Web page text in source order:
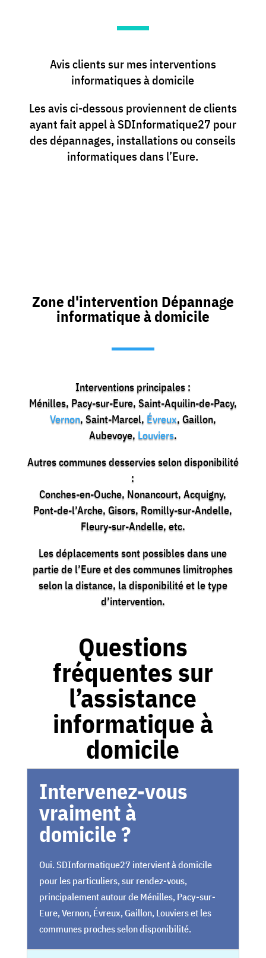
Avis clients sur mes interventions
informatiques à domicile
Les avis ci-dessous proviennent de clients
ayant fait appel à SDInformatique27 pour
des dépannages, installations ou conseils
informatiques dans l’Eure.
Zone d'intervention Dépannage
informatique à domicile
Interventions principales :
Ménilles, Pacy-sur-Eure, Saint-Aquilin-de-Pacy,
Vernon, Saint-Marcel, Évreux, Gaillon,
Aubevoye, Louviers.
Autres communes desservies selon disponibilité
:
Conches-en-Ouche, Nonancourt, Acquigny,
Pont-de-l’Arche, Gisors, Romilly-sur-Andelle,
Fleury-sur-Andelle, etc.
Les déplacements sont possibles dans une
partie de l’Eure et des communes limitrophes
selon la distance, la disponibilité et le type
d’intervention.
Questions
fréquentes sur
l’assistance
informatique à
domicile
Intervenez-vous
vraiment à
domicile ?
Oui. SDInformatique27 intervient à domicile
pour les particuliers, sur rendez-vous,
principalement autour de Ménilles, Pacy-sur-
Eure, Vernon, Évreux, Gaillon, Louviers et les
communes proches selon disponibilité.